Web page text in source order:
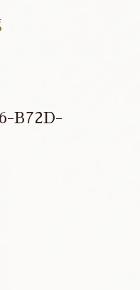
B72D-